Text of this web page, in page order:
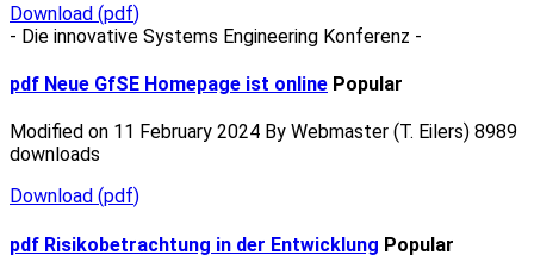
Download (pdf)
- Die innovative Systems Engineering Konferenz -
pdf Neue GfSE Homepage ist online Popular
Modified on 11 February 2024 By Webmaster (T. Eilers) 8989
downloads
Download (pdf)
pdf Risikobetrachtung in der Entwicklung Popular